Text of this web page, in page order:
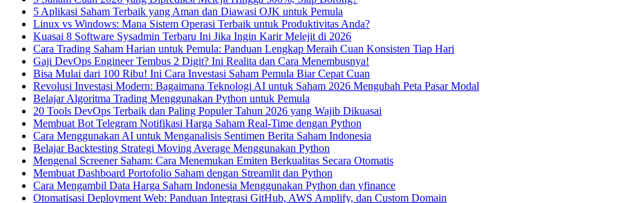
5 Aplikasi Saham Terbaik yang Aman dan Diawasi OJK untuk Pemula
Linux vs Windows: Mana Sistem Operasi Terbaik untuk Produktivitas Anda?
Kuasai 8 Software Sysadmin Terbaru Ini Jika Ingin Karir Melejit di 2026
Cara Trading Saham Harian untuk Pemula: Panduan Lengkap Meraih Cuan Konsisten Tiap Hari
Gaji DevOps Engineer Tembus 2 Digit? Ini Realita dan Cara Menembusnya!
Bisa Mulai dari 100 Ribu! Ini Cara Investasi Saham Pemula Biar Cepat Cuan
Revolusi Investasi Modern: Bagaimana Teknologi AI untuk Saham 2026 Mengubah Peta Pasar Modal
Belajar Algoritma Trading Menggunakan Python untuk Pemula
20 Tools DevOps Terbaik dan Paling Populer Tahun 2026 yang Wajib Dikuasai
Membuat Bot Telegram Notifikasi Harga Saham Real-Time dengan Python
Cara Menggunakan AI untuk Menganalisis Sentimen Berita Saham Indonesia
Belajar Backtesting Strategi Moving Average Menggunakan Python
Mengenal Screener Saham: Cara Menemukan Emiten Berkualitas Secara Otomatis
Membuat Dashboard Portofolio Saham dengan Streamlit dan Python
Cara Mengambil Data Harga Saham Indonesia Menggunakan Python dan yfinance
Otomatisasi Deployment Web: Panduan Integrasi GitHub, AWS Amplify, dan Custom Domain